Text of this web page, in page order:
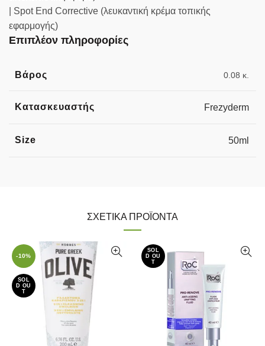
| Spot End Corrective (λευκαντική κρέμα τοπικής
εφαρμογής)
Επιπλέον πληροφορίες
Βάρος 0.08 κ.
Κατασκευαστής Frezyderm
Size 50ml
ΣΧΕΤΙΚΆ ΠΡΟΪΌΝΤΑ
-10%
SOL
D OU
T
SOL
D OU
T